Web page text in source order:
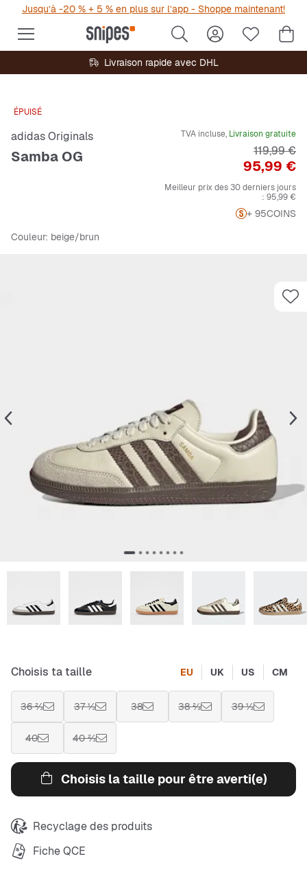
Jusqu’à -20 % + 5 % en plus sur l’app - Shoppe maintenant!
Livraison rapide avec DHL
ÉPUISÉ
adidas Originals
Samba OG
TVA incluse, Livraison gratuite
Prix
95,99 €
Prix
119,99 €
Meilleur prix des 30 derniers jours
: 95,99 €
+ 95COINS
Couleur: beige/brun
Choisis ta taille EU UK US CM
36 ⅔ 37 ⅓ 38 38 ⅔ 39 ⅓
40 40 ⅔
Choisis la taille pour être averti(e)
Recyclage des produits
Fiche QCE